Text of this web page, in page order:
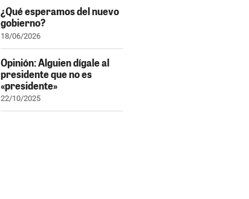
¿Qué esperamos del nuevo
gobierno?
18/06/2026
Opinión: Alguien dígale al
presidente que no es
«presidente»
22/10/2025